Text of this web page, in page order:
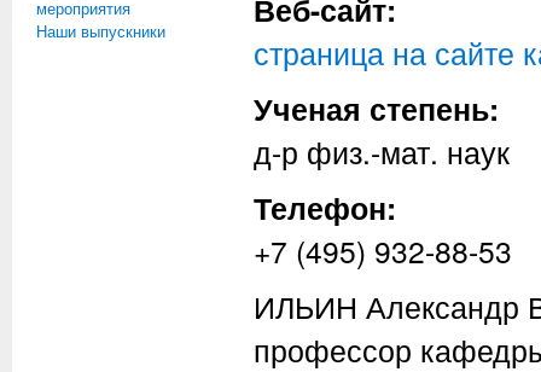
мероприятия
Наши выпускники
Веб-сайт:
страница на
Ученая степень:
д-р физ.-мат. наук
Телефон:
+7 (495) 932-88-53
ИЛЬИН Александр
профессор